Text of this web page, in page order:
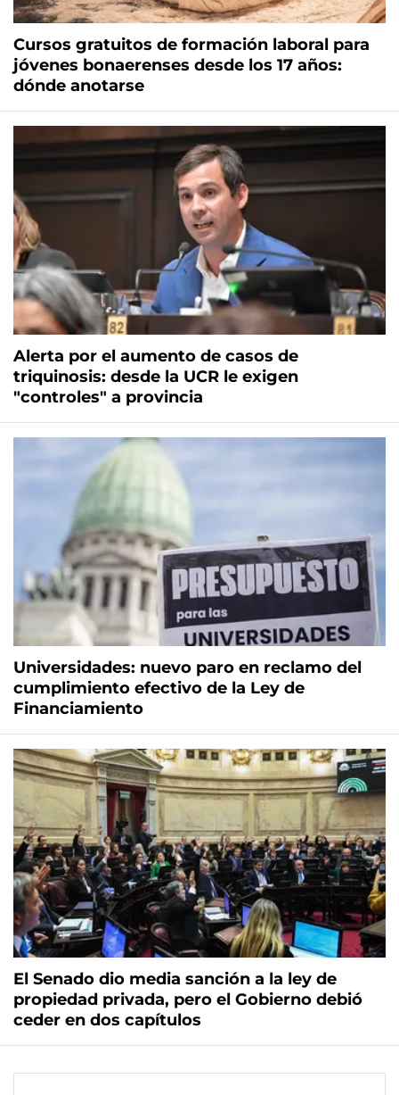
Cursos gratuitos de formación laboral para
jóvenes bonaerenses desde los 17 años:
dónde anotarse
Alerta por el aumento de casos de
triquinosis: desde la UCR le exigen
"controles" a provincia
Universidades: nuevo paro en reclamo del
cumplimiento efectivo de la Ley de
Financiamiento
El Senado dio media sanción a la ley de
propiedad privada, pero el Gobierno debió
ceder en dos capítulos